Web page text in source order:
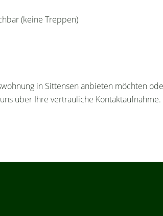
(keine Treppen)
in Sittensen anbieten möchten
über Ihre vertrauliche Kontaktaufnahme.